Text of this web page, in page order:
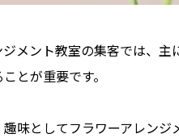
メント教室の集客では、
とが重要です。
趣味としてフラワーアレン